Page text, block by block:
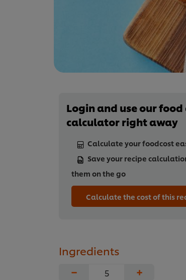
Login and use our food
calculator right away
Calculate your foodcost
Save your recipe
them on the go
Calculate the cost of this
Ingredients
−
+